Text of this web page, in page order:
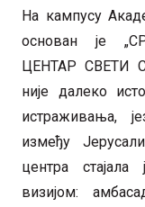
На кампусу
основан је
ЦЕНТАР СВЕТИ
није далеко
истраживања,
између
центра стајала
визијом: